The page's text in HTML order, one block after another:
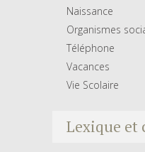
Naissance
Organismes
Téléphone
Vacances
Vie Scolaire
Lexique et